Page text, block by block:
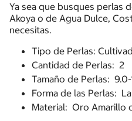
Ya sea que busques perlas
Akoya o de Agua Dulce,
necesitas.
Tipo de Perlas:
Cantidad de Perlas: 2
Tamaño de Perlas: 9.0-
Forma de las Perlas:
Material: Oro Amarillo